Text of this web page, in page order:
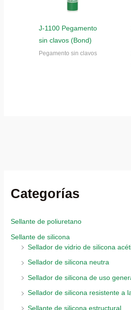
Categorías
Sellante de poliuretano
Sellante de silicona
Sellador de vidrio de silicona
Sellador de silicona neutra
Sellador de silicona de uso
Sellador de silicona resistente a
Sellante de silicona estructural
J-1100 Pegamento
sin clavos (Bond)
Pegamento sin clavos